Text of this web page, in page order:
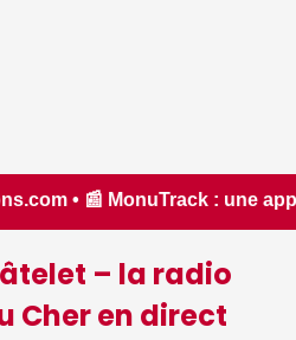
application
– la radio
Cher en direct